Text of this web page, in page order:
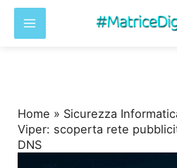
Home » Sicurezza
Viper: scoperta rete
DNS